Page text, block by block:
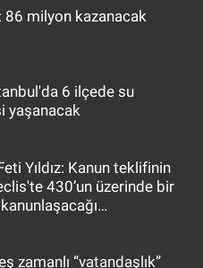
86 milyon kazanacak
6 ilçede su
yaşanacak
Yıldız: Kanun teklifinin
430’un üzerinde bir
zamanlı “vatandaşlık”